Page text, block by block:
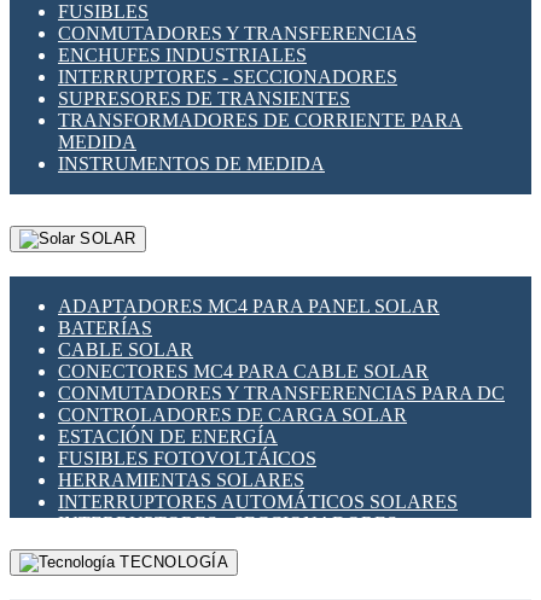
FUSIBLES
CONMUTADORES Y TRANSFERENCIAS
ENCHUFES INDUSTRIALES
INTERRUPTORES - SECCIONADORES
SUPRESORES DE TRANSIENTES
TRANSFORMADORES DE CORRIENTE PARA
MEDIDA
INSTRUMENTOS DE MEDIDA
SOLAR
ADAPTADORES MC4 PARA PANEL SOLAR
BATERÍAS
CABLE SOLAR
CONECTORES MC4 PARA CABLE SOLAR
CONMUTADORES Y TRANSFERENCIAS PARA DC
CONTROLADORES DE CARGA SOLAR
ESTACIÓN DE ENERGÍA
FUSIBLES FOTOVOLTÁICOS
HERRAMIENTAS SOLARES
INTERRUPTORES AUTOMÁTICOS SOLARES
INTERRUPTORES - SECCIONADORES
FOTOVOLTÁICOS
MONTAJE PANEL SOLAR
TECNOLOGÍA